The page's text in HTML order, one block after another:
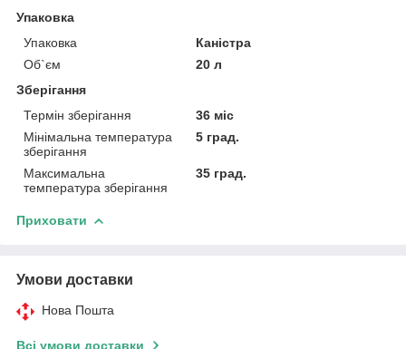
Упаковка
Упаковка
Каністра
Об`єм
20 л
Зберігання
Термін зберігання
36 міс
Мінімальна температура
зберігання
5 град.
Максимальна
температура зберігання
35 град.
Приховати
Умови доставки
Нова Пошта
Всі умови доставки